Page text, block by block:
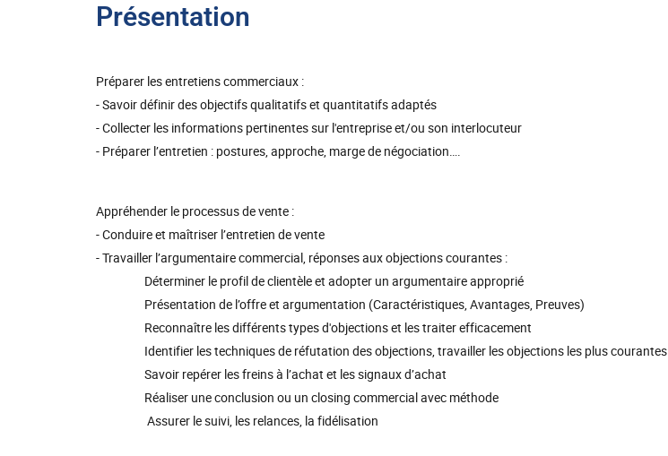
Présentation
Préparer les entretiens commerciaux :
- Savoir définir des objectifs qualitatifs et quantitatifs adaptés
- Collecter les informations pertinentes sur l'entreprise et/ou son interlocuteur
- Préparer l’entretien : postures, approche, marge de négociation….
Appréhender le processus de vente :
- Conduire et maîtriser l’entretien de vente
- Travailler l’argumentaire commercial, réponses aux objections courantes :
Déterminer le profil de clientèle et adopter un argumentaire approprié
Présentation de l’offre et argumentation (Caractéristiques, Avantages, Preuves)
Reconnaître les différents types d'objections et les traiter efficacement
Identifier les techniques de réfutation des objections, travailler les objections les plus courantes
Savoir repérer les freins à l’achat et les signaux d’achat
Réaliser une conclusion ou un closing commercial avec méthode
Assurer le suivi, les relances, la fidélisation